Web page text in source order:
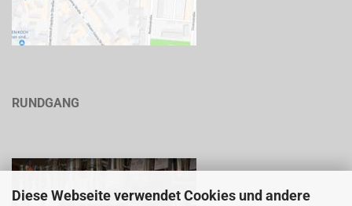
Diese Webseite verwendet Cookies und andere
RUNDGANG